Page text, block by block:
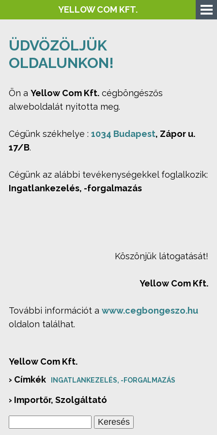
YELLOW COM KFT.
ÜDVÖZÖLJÜK
OLDALUNKON!
Ön a Yellow Com Kft. cégböngészős
alweboldalát nyitotta meg.
Cégünk székhelye : 1034 Budapest, Zápor u.
17/B.
Cégünk az alábbi tevékenységekkel foglalkozik:
Ingatlankezelés, -forgalmazás
Köszönjük látogatását!
Yellow Com Kft.
További információt a www.cegbongeszo.hu
oldalon találhat.
Yellow Com Kft.
› Címkék
INGATLANKEZELÉS, -FORGALMAZÁS
› Importőr, Szolgáltató